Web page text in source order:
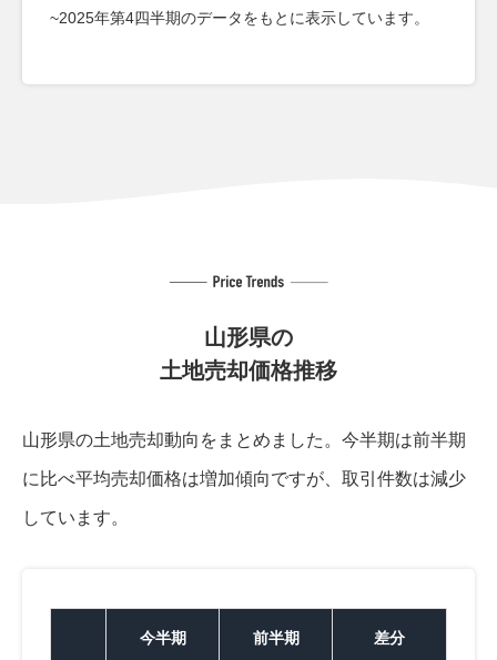
~2025年第4四半期のデータをもとに表示しています。
山形県の
土地売却価格推移
山形県の土地売却動向をまとめました。 今半期は前半期
に比べ平均売却価格は増加傾向ですが、取引件数は減少
しています。
今半期 前半期 差分